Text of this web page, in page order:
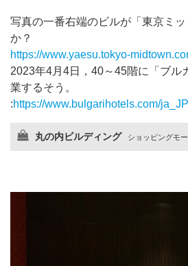
写真の一番右端のビルが「東京ミ
か？
https://www.yaesu.tokyo-
2023年4月4日，40～45階に「ブル
業するそう。
:https://www.bulgarihotels.com/
丸の内ビルディング ショッピングモ